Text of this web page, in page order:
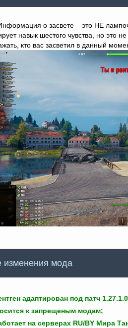
о засвете – это НЕ
навык шестого чувства, но это
кто вас засветил в данный
изменения мода
адаптирован под патч
к запрещеным модам;
на серверах RU/BY Мира